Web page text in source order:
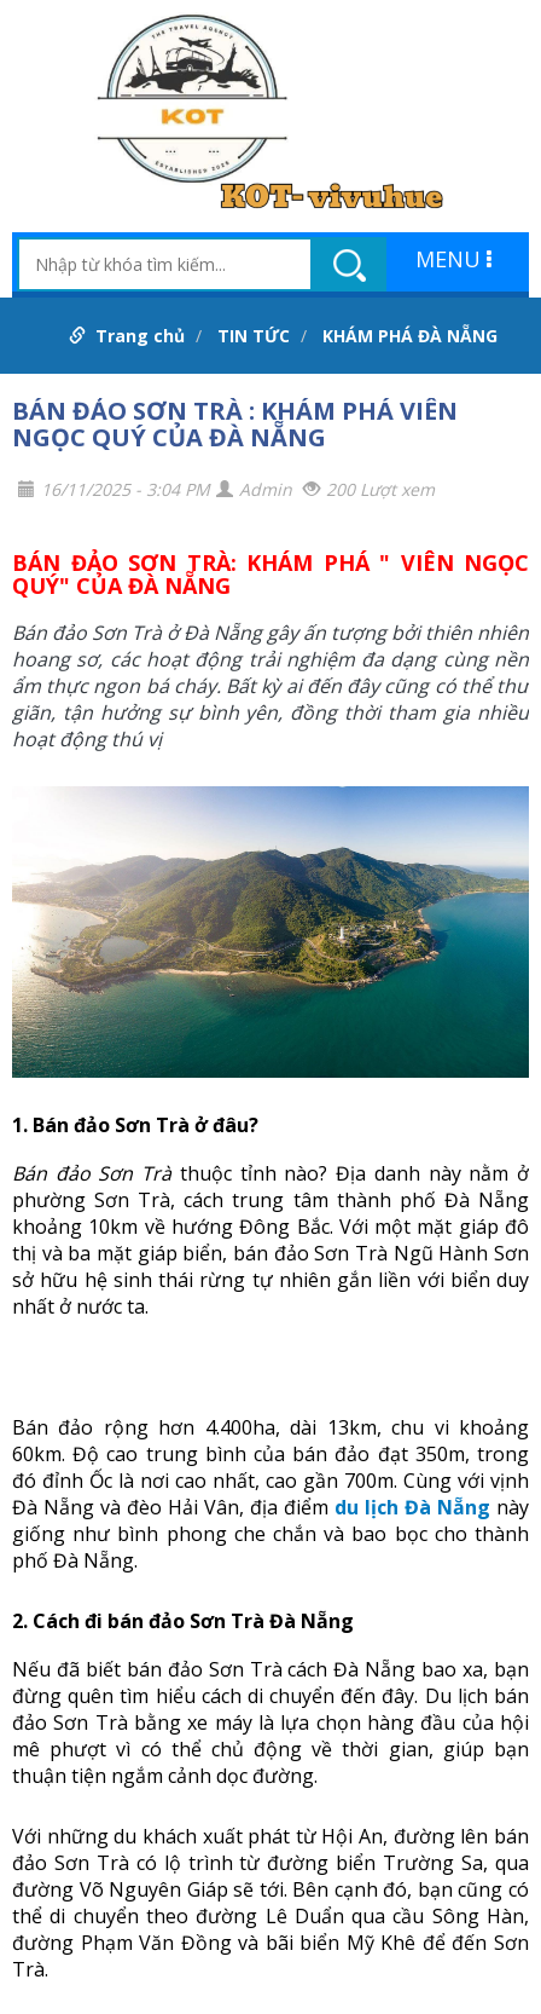
MENU
Trang chủ TIN TỨC KHÁM PHÁ ĐÀ NẴNG
BÁN ĐẢO SƠN TRÀ : KHÁM PHÁ VIÊN
NGỌC QUÝ CỦA ĐÀ NẴNG
16/11/2025 - 3:04 PM Admin 200 Lượt xem
BÁN ĐẢO SƠN TRÀ: KHÁM PHÁ " VIÊN NGỌC
QUÝ" CỦA ĐÀ NẴNG
Bán đảo Sơn Trà ở Đà Nẵng gây ấn tượng bởi thiên nhiên
hoang sơ, các hoạt động trải nghiệm đa dạng cùng nền
ẩm thực ngon bá cháy. Bất kỳ ai đến đây cũng có thể thư
giãn, tận hưởng sự bình yên, đồng thời tham gia nhiều
hoạt động thú vị
1. Bán đảo Sơn Trà ở đâu?
Bán đảo Sơn Tràthuộc tỉnh nào? Địa danh này nằm ở
phường Sơn Trà, cách trung tâm thành phố Đà Nẵng
khoảng 10km về hướng Đông Bắc. Với một mặt giáp đô
thị và ba mặt giáp biển, bán đảo Sơn Trà Ngũ Hành Sơn
sở hữu hệ sinh thái rừng tự nhiên gắn liền với biển duy
nhất ở nước ta.
Bán đảo rộng hơn 4.400ha, dài 13km, chu vi khoảng
60km. Độ cao trung bình của bán đảo đạt 350m, trong
đó đỉnh Ốc là nơi cao nhất, cao gần 700m. Cùng với vịnh
Đà Nẵng và đèo Hải Vân, địa điểm du lịch Đà Nẵng này
giống như bình phong che chắn và bao bọc cho thành
phố Đà Nẵng.
2. Cách đi bán đảo Sơn Trà Đà Nẵng
Nếu đã biết bán đảo Sơn Trà cách Đà Nẵng bao xa, bạn
đừng quên tìm hiểu cách di chuyển đến đây. Du lịch bán
đảo Sơn Trà bằng xe máy là lựa chọn hàng đầu của hội
mê phượt vì có thể chủ động về thời gian, giúp bạn
thuận tiện ngắm cảnh dọc đường.
Với những du khách xuất phát từ Hội An, đường lên bán
đảo Sơn Trà có lộ trình từ đường biển Trường Sa, qua
đường Võ Nguyên Giáp sẽ tới. Bên cạnh đó, bạn cũng có
thể di chuyển theo đường Lê Duẩn qua cầu Sông Hàn,
đường Phạm Văn Đồng và bãi biển Mỹ Khê để đến Sơn
Trà.